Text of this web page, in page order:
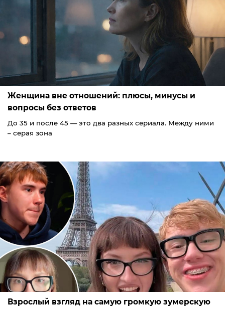
Женщина вне отношений: плюсы, минусы и
вопросы без ответов
До 35 и после 45 — это два разных сериала. Между ними
– серая зона
Взрослый взгляд на самую громкую зумерскую